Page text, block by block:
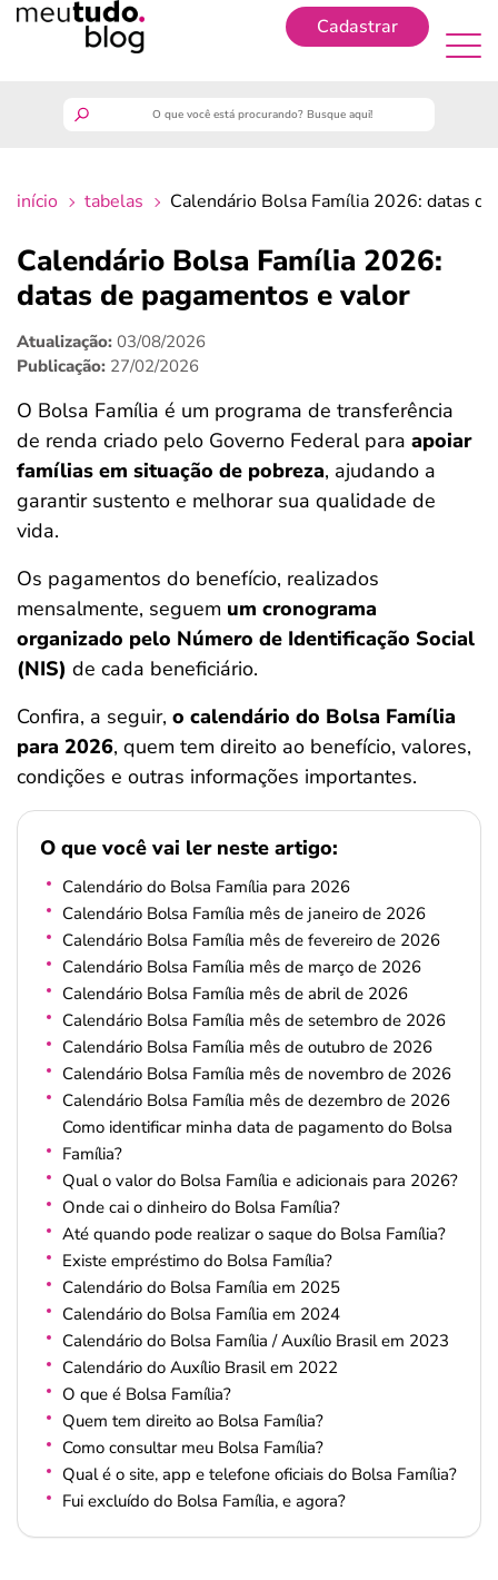
Cadastrar
finanças
benefícios
crédito fácil
últimas notícias
ferramentas
início tabelas Calendário Bolsa Família 2026: datas
Calendário Bolsa Família 2026:
datas de pagamentos e valor
Atualização: 03/08/2026
Publicação: 27/02/2026
O Bolsa Família é um programa de transferência
de renda criado pelo Governo Federal para apoiar
famílias em situação de pobreza, ajudando a
garantir sustento e melhorar sua qualidade de
vida.
Os pagamentos do benefício, realizados
mensalmente, seguem um cronograma
organizado pelo Número de Identificação Social
(NIS) de cada beneficiário.
Confira, a seguir, o calendário do Bolsa Família
para 2026, quem tem direito ao benefício, valores,
condições e outras informações importantes.
O que você vai ler neste artigo:
Calendário do Bolsa Família para 2026
Calendário Bolsa Família mês de janeiro de 2026
Calendário Bolsa Família mês de fevereiro de 2026
Calendário Bolsa Família mês de março de 2026
Calendário Bolsa Família mês de abril de 2026
Calendário Bolsa Família mês de setembro de 2026
Calendário Bolsa Família mês de outubro de 2026
Calendário Bolsa Família mês de novembro de 2026
Calendário Bolsa Família mês de dezembro de 2026
Como identificar minha data de pagamento do Bolsa
Família?
Qual o valor do Bolsa Família e adicionais para 2026?
Onde cai o dinheiro do Bolsa Família?
Até quando pode realizar o saque do Bolsa Família?
Existe empréstimo do Bolsa Família?
Calendário do Bolsa Família em 2025
Calendário do Bolsa Família em 2024
Calendário do Bolsa Família / Auxílio Brasil em 2023
Calendário do Auxílio Brasil em 2022
O que é Bolsa Família?
Quem tem direito ao Bolsa Família?
Como consultar meu Bolsa Família?
Qual é o site, app e telefone oficiais do Bolsa Família?
Fui excluído do Bolsa Família, e agora?